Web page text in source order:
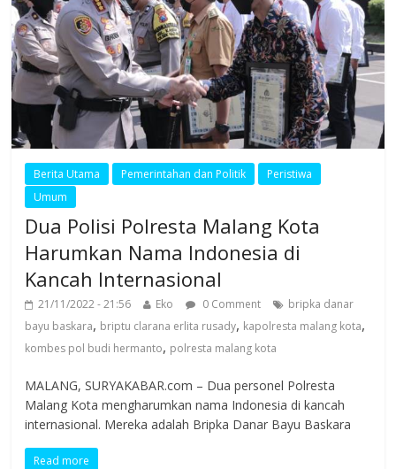
Berita Utama Pemerintahan dan Politik
Peristiwa
Umum
Dua Polisi Polresta Malang Kota
Harumkan Nama Indonesia di
Kancah Internasional
21/11/2022 - 21:56 Eko 0 Comment
bripka danar
bayu baskara, briptu clarana erlita rusady, kapolresta malang kota,
kombes pol budi hermanto, polresta malang kota
MALANG, SURYAKABAR.com – Dua personel Polresta
Malang Kota mengharumkan nama Indonesia di kancah
internasional. Mereka adalah Bripka Danar Bayu Baskara
Read more